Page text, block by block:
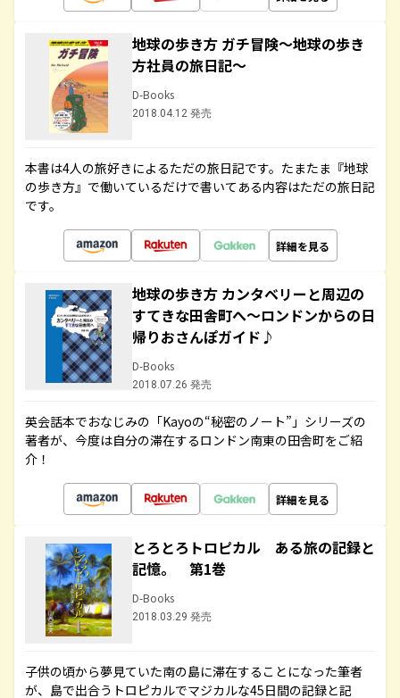
地球の歩き方 ガチ冒険～地球の歩き
方社員の旅日記～
D-Books
2018.04.12 発売
本書は4人の旅好きによるただの旅日記です。たまたま『地球
の歩き方』で働いているだけで書いてある内容はただの旅日記
です。
詳細を見る
地球の歩き方 カンタベリーと周辺の
すてきな田舎町へ～ロンドンからの日
帰りおさんぽガイド♪
D-Books
2018.07.26 発売
英会話本でおなじみの「Kayoの“秘密のノート”」シリーズの
著者が、今度は自分の滞在するロンドン南東の田舎町をご紹
介！
詳細を見る
とろとろトロピカル ある旅の記録と
記憶。 第1巻
D-Books
2018.03.29 発売
子供の頃から夢見ていた南の島に滞在することになった筆者
が、島で出合うトロピカルでマジカルな45日間の記録と記